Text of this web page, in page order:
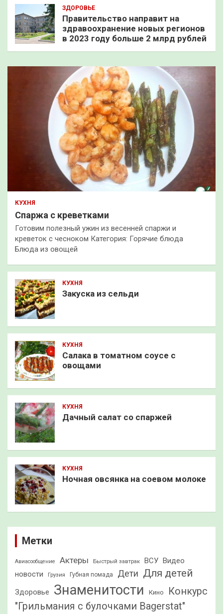
ЗДОРОВЬЕ
Правительство направит на
здравоохранение новых регионов
в 2023 году больше 2 млрд рублей
КУХНЯ
Спаржа с креветками
Готовим полезный ужин из весенней спаржи и
креветок с чесноком Категория: Горячие блюда
Блюда из овощей
КУХНЯ
Закуска из сельди
КУХНЯ
Салака в томатном соусе с
овощами
КУХНЯ
Дачный салат со спаржей
КУХНЯ
Ночная овсянка на соевом молоке
Метки
Авиасообщение Актеры Быстрый завтрак ВСУ Видео
новости
Грузия Губная помада Дети Для детей
Здоровье Знаменитости Кино
Конкурс
"Грильмания с булочками Bagerstat"